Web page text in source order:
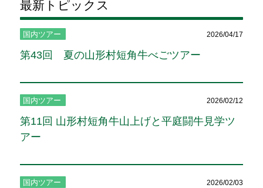
最新トピックス
国内ツアー 2026/04/17
第43回 夏の山形村短角牛べごツアー
国内ツアー 2026/02/12
第11回 山形村短角牛山上げと平庭闘牛見学ツ
アー
国内ツアー 2026/02/03